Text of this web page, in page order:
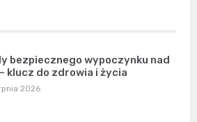
bezpiecznego wypoczynku nad
klucz do zdrowia i życia
2026